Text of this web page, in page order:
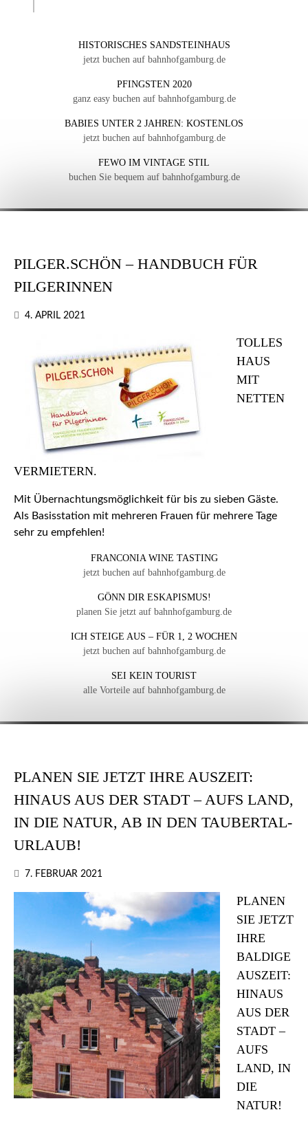
HISTORISCHES SANDSTEINHAUS
jetzt buchen auf bahnhofgamburg.de
PFINGSTEN 2020
ganz easy buchen auf bahnhofgamburg.de
BABIES UNTER 2 JAHREN: KOSTENLOS
jetzt buchen auf bahnhofgamburg.de
FEWO IM VINTAGE STIL
buchen Sie bequem auf bahnhofgamburg.de
PILGER.SCHÖN – HANDBUCH FÜR
PILGERINNEN
4. APRIL 2021
TOLLES
HAUS
MIT
NETTEN
VERMIETERN.
Mit Übernachtungsmöglichkeit für bis zu sieben Gäste.
Als Basisstation mit mehreren Frauen für mehrere Tage
sehr zu empfehlen!
FRANCONIA WINE TASTING
jetzt buchen auf bahnhofgamburg.de
GÖNN DIR ESKAPISMUS!
planen Sie jetzt auf bahnhofgamburg.de
ICH STEIGE AUS – FÜR 1, 2 WOCHEN
jetzt buchen auf bahnhofgamburg.de
SEI KEIN TOURIST
alle Vorteile auf bahnhofgamburg.de
PLANEN SIE JETZT IHRE AUSZEIT:
HINAUS AUS DER STADT – AUFS LAND,
IN DIE NATUR, AB IN DEN TAUBERTAL-
URLAUB!
7. FEBRUAR 2021
PLANEN
SIE JETZT
IHRE
BALDIGE
AUSZEIT:
HINAUS
AUS DER
STADT –
AUFS
LAND, IN
DIE
NATUR!